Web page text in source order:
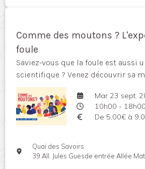
Comme des moutons ?
foule
Saviez-vous que la foule est aussi
scientifique ? Venez découvrir sa
Mar 23 sept.
10h00 - 18h00
De 5,00€ à
Quai des Savoirs
39 All. Jules Guesde entrée Allée Matilda,